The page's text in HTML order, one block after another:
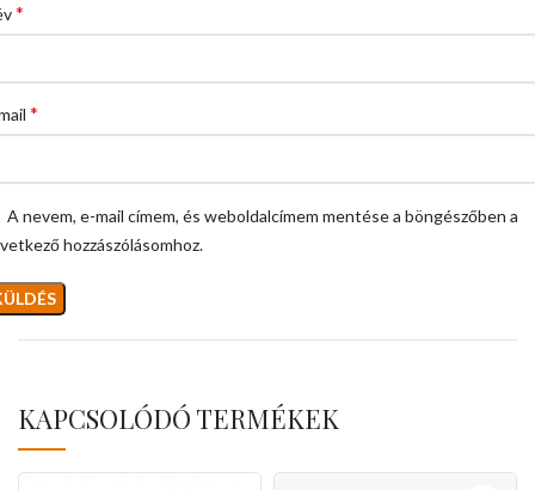
*
*
A nevem, e-mail címem, és weboldalcímem mentése a böngészőben a
hozzászólásomhoz.
KAPCSOLÓDÓ TERMÉKEK